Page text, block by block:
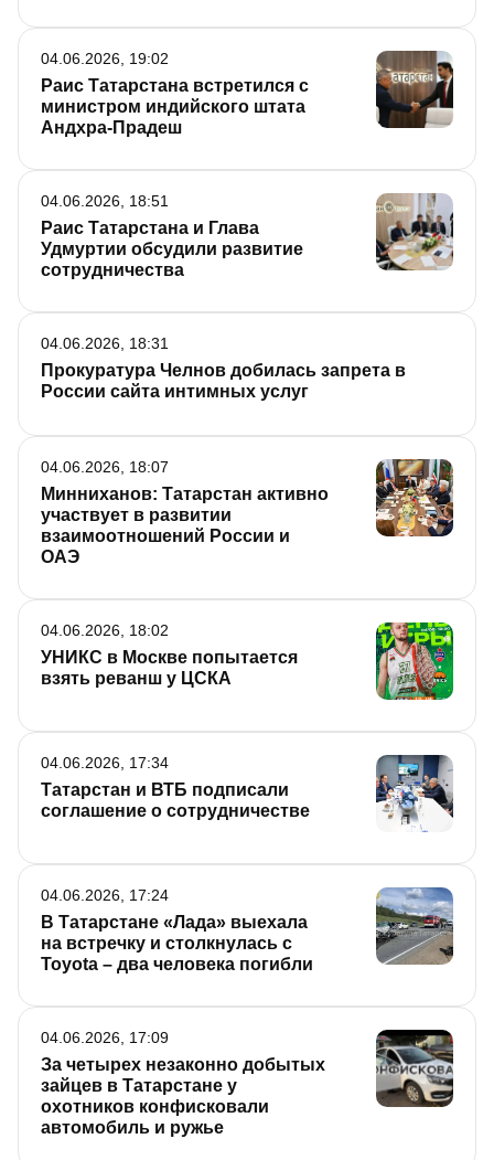
Раис Татарстана встретился с
министром индийского штата
Андхра-Прадеш
04.06.2026, 19:02
Раис Татарстана и Глава
Удмуртии обсудили развитие
сотрудничества
04.06.2026, 18:51
Прокуратура Челнов добилась запрета в
России сайта интимных услуг
04.06.2026, 18:31
Минниханов: Татарстан активно
участвует в развитии
взаимоотношений России и
ОАЭ
04.06.2026, 18:07
УНИКС в Москве попытается
взять реванш у ЦСКА
04.06.2026, 18:02
Татарстан и ВТБ подписали
соглашение о сотрудничестве
04.06.2026, 17:34
В Татарстане «Лада» выехала
на встречку и столкнулась с
Toyota – два человека погибли
04.06.2026, 17:24
За четырех незаконно добытых
зайцев в Татарстане у
охотников конфисковали
автомобиль и ружье
04.06.2026, 17:09